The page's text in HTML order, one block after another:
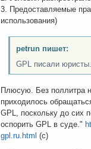
3. Предоставляемые
использования)
petrun пишет:
GPL писали
Плюсую. Без поллитра
приходилось
GPL, поскольку до сих
оспорить GPL в суде."
gpl.ru.html (с)